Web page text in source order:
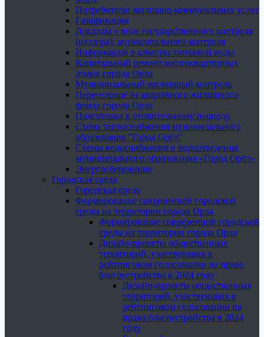
Потребителю жилищно-коммунальных услуг
Газификация
Доклады о виде государственного контроля
(надзора), муниципального контроля
Информация о качестве питьевой воды
Капитальный ремонт многоквартирных
домов города Орла
Муниципальный жилищный контроль
Переселение из аварийного жилищного
фонда города Орла
Подготовка к отопительному периоду
Схема теплоснабжения муниципального
образования "Город Орёл"
Схемы водоснабжения и водоотведения
муниципального образования «Город Орёл»
Энергосбережение
Городская среда
Городская среда
Формирование современной городской
среды на территории города Орла
Формирование современной городской
среды на территории города Орла
Дизайн-проекты общественных
территорий, участвующих в
рейтинговом голосовании на право
благоустройства в 2024 году
Дизайн-проекты общественных
территорий, участвующих в
рейтинговом голосовании на
право благоустройства в 2024
году